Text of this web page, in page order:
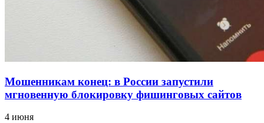
Мошенникам конец: в России запустили
мгновенную блокировку фишинговых сайтов
4 июня